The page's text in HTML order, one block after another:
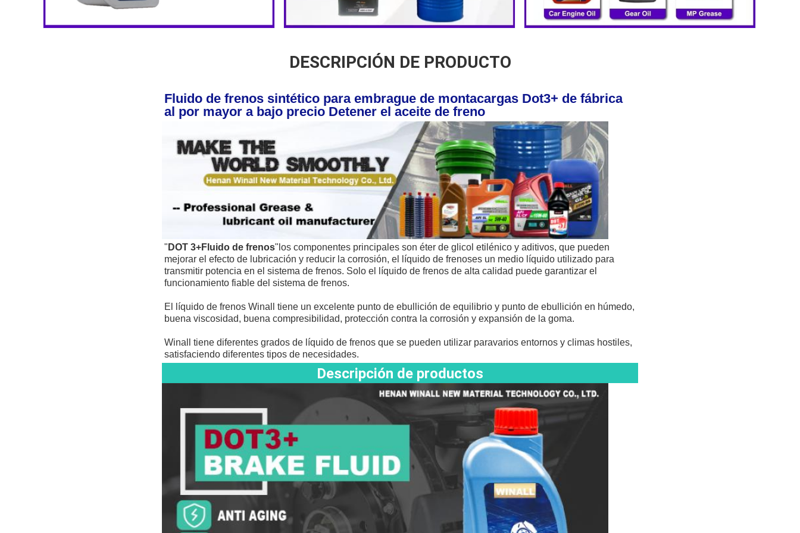
DESCRIPCIÓN DE PRODUCTO
Fluido de frenos sintético para embrague de montacargas Dot3+ de fábrica
al por mayor a bajo precio Detener el aceite de freno
" DOT 3+Fluido de frenos" los componentes principales son éter de glicol etilénico y aditivos, que pueden
mejorar el efecto de lubricación y reducir la corrosión, el líquido de frenoses un medio líquido utilizado para
transmitir potencia en el sistema de frenos. Solo el líquido de frenos de alta calidad puede garantizar el
funcionamiento fiable del sistema de frenos.
El líquido de frenos Winall tiene un excelente punto de ebullición de equilibrio y punto de ebullición en húmedo,
buena viscosidad, buena compresibilidad, protección contra la corrosión y expansión de la goma.
Winall tiene diferentes grados de líquido de frenos que se pueden utilizar paravarios entornos y climas hostiles,
satisfaciendo diferentes tipos de necesidades.
Descripción de productos